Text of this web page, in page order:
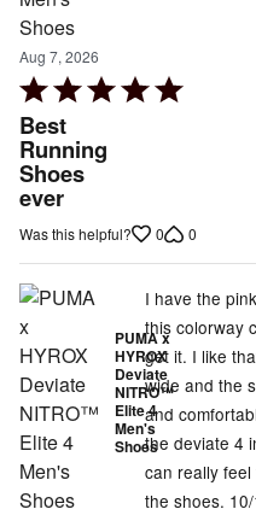
Aug 7, 2026
Rated
5
out
of
5
Best
Running
Shoes
ever
Was this helpful? 0 0
PUMA x
HYROX
Deviate
NITRO™
Elite 4
Men's
Shoes
I have the
this colorway
get it. I like
wide and the
and
the deviate 4
can really
the shoes.